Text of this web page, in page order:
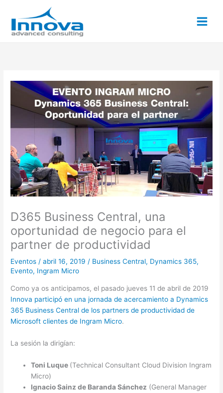
contenido
D365 Business Central, una
oportunidad de negocio para el
partner de productividad
Eventos /abril 16, 2019/ Business Central, Dynamics 365,
Evento, Ingram Micro
Como ya os anticipamos, el pasado jueves 11 de abril de 2019
Innova participó en una jornada de acercamiento a Dynamics
365 Business Central de los partners de productividad de
Microsoft clientes de Ingram Micro.
La sesión la dirigían:
Toni Luque (Technical Consultant Cloud Division Ingram
Micro)
Ignacio Sainz de Baranda Sánchez (General Manager